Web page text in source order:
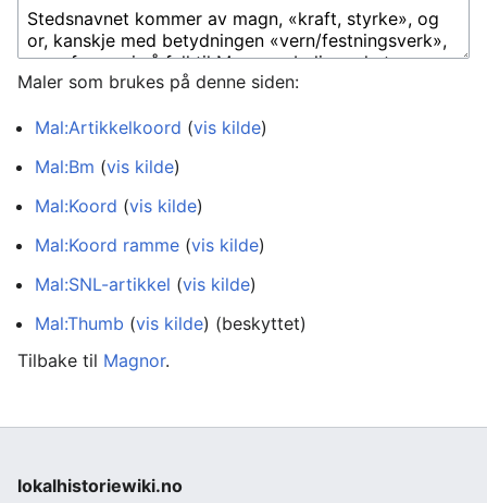
Maler som brukes på denne siden:
Mal:Artikkelkoord (vis kilde)
Mal:Bm (vis kilde)
Mal:Koord (vis kilde)
Mal:Koord ramme (vis kilde)
Mal:SNL-artikkel (vis kilde)
Mal:Thumb (vis kilde) (beskyttet)
Tilbake til Magnor.
lokalhistoriewiki.no